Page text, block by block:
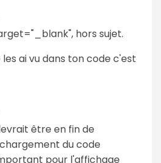
hors sujet.
les ai vu dans ton code c'est
être en fin de
du code
pour l'affichage